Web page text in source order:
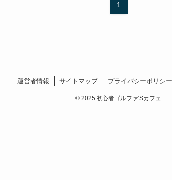
1
運営者情報 サイトマップ プライバシーポリシー
©2025 初心者ゴルファ’Sカフェ.